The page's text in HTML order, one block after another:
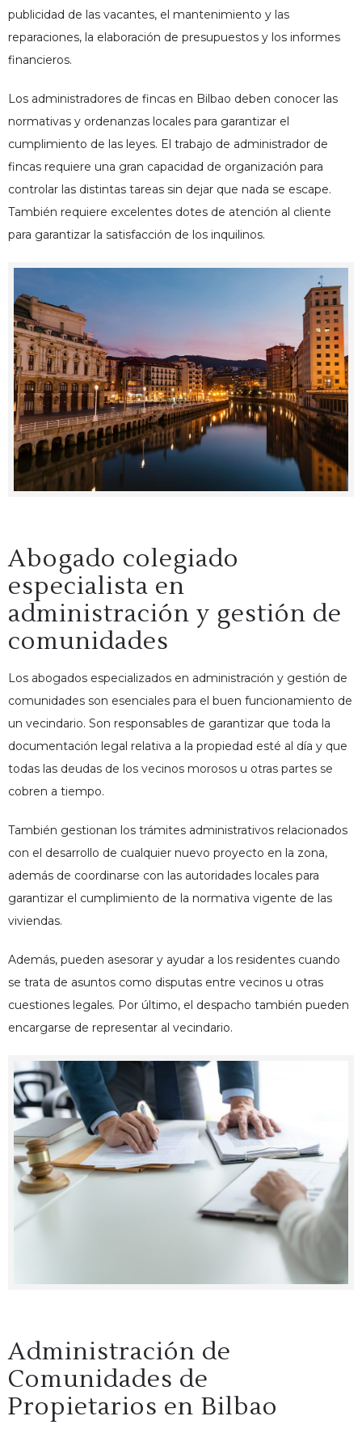
publicidad de las vacantes, el mantenimiento y las
reparaciones, la elaboración de presupuestos y los informes
financieros.
Los administradores de fincas en Bilbao deben conocer las
normativas y ordenanzas locales para garantizar el
cumplimiento de las leyes. El trabajo de administrador de
fincas requiere una gran capacidad de organización para
controlar las distintas tareas sin dejar que nada se escape.
También requiere excelentes dotes de atención al cliente
para garantizar la satisfacción de los inquilinos.
Abogado colegiado
especialista en
administración y gestión de
comunidades
Los abogados especializados en administración y gestión de
comunidades son esenciales para el buen funcionamiento de
un vecindario. Son responsables de garantizar que toda la
documentación legal relativa a la propiedad esté al día y que
todas las deudas de los vecinos morosos u otras partes se
cobren a tiempo.
También gestionan los trámites administrativos relacionados
con el desarrollo de cualquier nuevo proyecto en la zona,
además de coordinarse con las autoridades locales para
garantizar el cumplimiento de la normativa vigente de las
viviendas.
Además, pueden asesorar y ayudar a los residentes cuando
se trata de asuntos como disputas entre vecinos u otras
cuestiones legales. Por último, el despacho también pueden
encargarse de representar al vecindario.
Administración de
Comunidades de
Propietarios en Bilbao